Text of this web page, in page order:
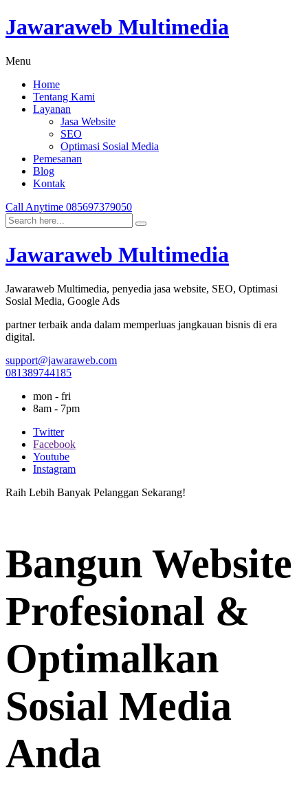
Jawaraweb Multimedia
Menu
Home
Tentang Kami
Layanan
Jasa Website
SEO
Optimasi Sosial Media
Pemesanan
Blog
Kontak
Call Anytime 085697379050
Jawaraweb Multimedia
Jawaraweb Multimedia, penyedia jasa website, SEO, Optimasi
Sosial Media, Google Ads
partner terbaik anda dalam memperluas jangkauan bisnis di era
digital.
support@jawaraweb.com
081389744185
mon - fri
8am - 7pm
Twitter
Facebook
Youtube
Instagram
Raih Lebih Banyak Pelanggan Sekarang!
Bangun Website
Profesional &
Optimalkan
Sosial Media
Anda